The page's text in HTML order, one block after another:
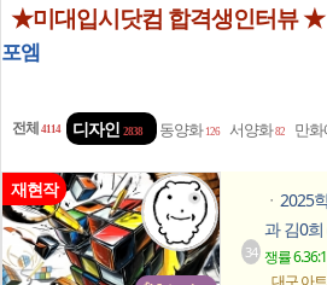
★미대입시닷컴 합격생인터뷰 ★
포엠
전체 4114 디자인 2838 동양화 126 서양화82 만
재현작
34
ㆍ 2025
과 김0
쟁률 6.36:1
대구 아